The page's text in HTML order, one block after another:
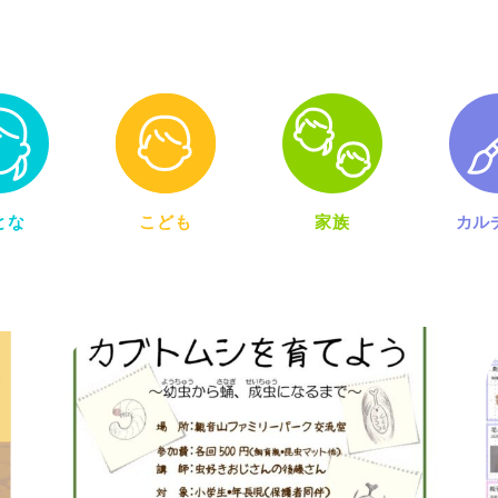
な こども 家族 カル